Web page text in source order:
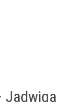
Jadwiga